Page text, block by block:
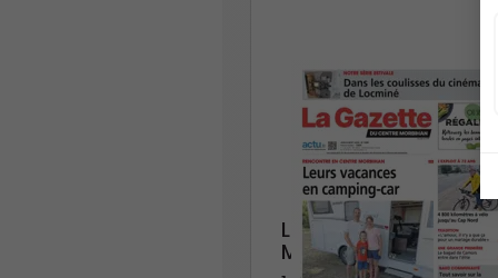
La Gazette du Centre
Morbihan